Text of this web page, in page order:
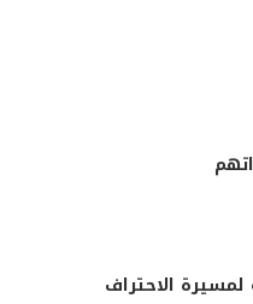
الاحتراف